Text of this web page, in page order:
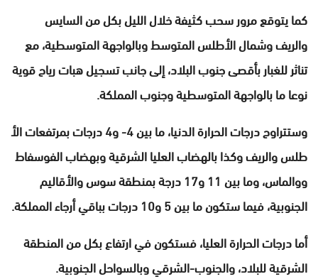
كما يتوقع مرور سحب كثيفة خلال الليل بكل من السايس
والريف وشمال الأطلس المتوسط وبالواجهة المتوسطية، مع
تناثر للغبار بأقصى جنوب البلاد، إلى جانب تسجيل هبات رياح قوية
نوعا ما بالواجهة المتوسطية وجنوب المملكة.
وستتراوح درجات الحرارة الدنيا، ما بين 4- و4 درجات بمرتفعات الأ
طلس والريف وكذا بالهضاب العليا الشرقية وبهضاب الفوسفاط
ووالماس، وما بين 11 و17 درجة بمنطقة سوس والأقاليم
الجنوبية، فيما ستكون ما بين 5 و10 درجات بباقي أرجاء المملكة.
أما درجات الحرارة العليا، فستكون في ارتفاع بكل من المنطقة
الشرقية للبلاد، والجنوب-الشرقي وبالسواحل الجنوبية.